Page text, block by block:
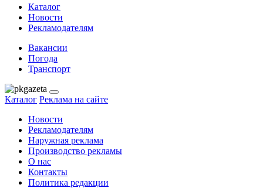
Каталог
Новости
Рекламодателям
Вакансии
Погода
Транспорт
Каталог Реклама на сайте
Новости
Рекламодателям
Наружная реклама
Производство рекламы
О нас
Контакты
Политика редакции